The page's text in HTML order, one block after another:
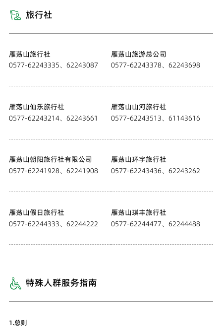
 旅行社
雁荡山旅行社
0577-62243335、62243087
雁荡山旅游总公司
0577-62243378、62243698
雁荡山仙乐旅行社
0577-62243214、62243661
雁荡山山河旅行社
0577-62243513、61143616
雁荡山朝阳旅行社有限公司
0577-62241928、62241908
雁荡山环宇旅行社
0577-62243436、62243262
雁荡山假日旅行社
0577-62244333、62244222
雁荡山琪丰旅行社
0577-62244477、62244488
 特殊人群服务指南
1.总则